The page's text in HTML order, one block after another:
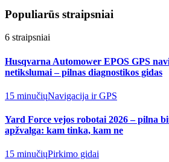
Populiarūs straipsniai
6 straipsniai
Husqvarna Automower EPOS GPS
netikslumai – pilnas diagnostikos gidas
15 minučiųNavigacija ir GPS
Yard Force vejos robotai 2026 – pilna
apžvalga: kam tinka, kam ne
15 minučiųPirkimo gidai